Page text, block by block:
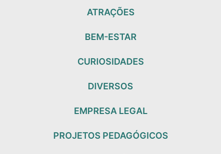
ATRAÇÕES
BEM-ESTAR
CURIOSIDADES
DIVERSOS
EMPRESA LEGAL
PROJETOS PEDAGÓGICOS